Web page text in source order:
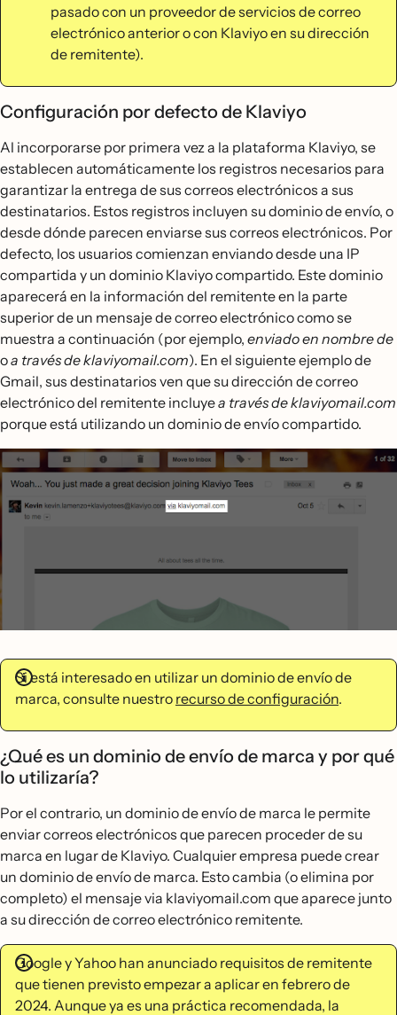
pasado con un proveedor de servicios de correo
electrónico anterior o con Klaviyo en su dirección
de remitente).
Configuración por defecto de Klaviyo
Al incorporarse por primera vez a la plataforma Klaviyo, se
establecen automáticamente los registros necesarios para
garantizar la entrega de sus correos electrónicos a sus
destinatarios. Estos registros incluyen su dominio de envío, o
desde dónde parecen enviarse sus correos electrónicos. Por
defecto, los usuarios comienzan enviando desde una IP
compartida y un dominio Klaviyo compartido. Este dominio
aparecerá en la información del remitente en la parte
superior de un mensaje de correo electrónico como se
muestra a continuación (por ejemplo, enviado en nombre de
oa través de klaviyomail.com). En el siguiente ejemplo de
Gmail, sus destinatarios ven que su dirección de correo
electrónico del remitente incluyea través de klaviyomail.com
porque está utilizando un dominio de envío compartido.
Si está interesado en utilizar un dominio de envío de
marca, consulte nuestro recurso de configuración.
¿Qué es un dominio de envío de marca y por qué
lo utilizaría?
Por el contrario, un dominio de envío de marca le permite
enviar correos electrónicos que parecen proceder de su
marca en lugar de Klaviyo. Cualquier empresa puede crear
un dominio de envío de marca. Esto cambia (o elimina por
completo) el mensaje via klaviyomail.com que aparece junto
a su dirección de correo electrónico remitente.
Google y Yahoo han anunciado requisitos de remitente
que tienen previsto empezar a aplicar en febrero de
2024. Aunque ya es una práctica recomendada, la